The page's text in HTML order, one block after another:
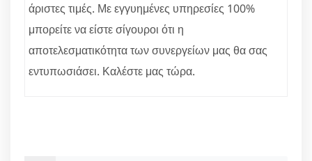
άριστες τιμές. Με εγγυημένες υπηρεσίες 100%
μπορείτε να είστε σίγουροι ότι η
αποτελεσματικότητα των συνεργείων μας θα σας
εντυπωσιάσει. Καλέστε μας τώρα.